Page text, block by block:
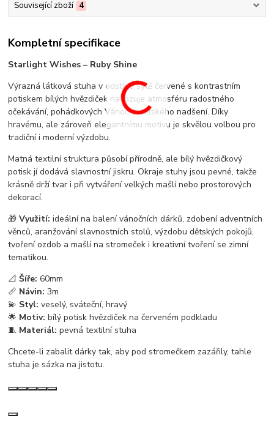
Související zboží 4
Kompletní specifikace
Starlight Wishes – Ruby Shine
Výrazná látková stuha v odstínu sytě červené s kontrastním
potiskem bílých hvězdiček navozuje atmosféru radostného
očekávání, pohádkových Vánoc a dětského nadšení. Díky
hravému, ale zároveň elegantnímu motivu je skvělou volbou pro
tradiční i moderní výzdobu.
Matná textilní struktura působí přírodně, ale bílý hvězdičkový
potisk jí dodává slavnostní jiskru. Okraje stuhy jsou pevné, takže
krásně drží tvar i při vytváření velkých mašlí nebo prostorových
dekorací.
🎁Využití: ideální na balení vánočních dárků, zdobení adventních
věnců, aranžování slavnostních stolů, výzdobu dětských pokojů,
tvoření ozdob a mašlí na stromeček i kreativní tvoření se zimní
tematikou.
📐Šíře: 60mm
📏 Návin: 3m
💫 Styl: veselý, sváteční, hravý
🌟 Motiv: bílý potisk hvězdiček na červeném podkladu
🧵 Materiál: pevná textilní stuha
Chcete-li zabalit dárky tak, aby pod stromečkem zazářily, tahle
stuha je sázka na jistotu.